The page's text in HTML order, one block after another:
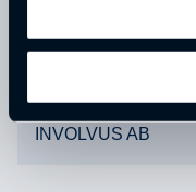
VD
INVOLVUS AB